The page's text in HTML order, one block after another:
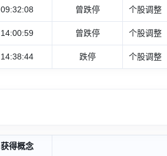
09:32:08 曾跌停 个股调整
14:00:59 曾跌停 个股调整
14:38:44 跌停 个股调整
获得概念